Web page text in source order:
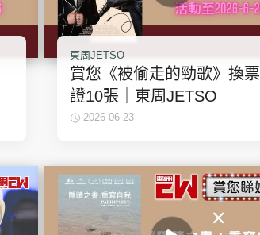
東周JETSO
賞您《被偷走的勁歌》換票
證10張｜東周JETSO
2026-06-23